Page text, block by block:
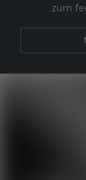
zum